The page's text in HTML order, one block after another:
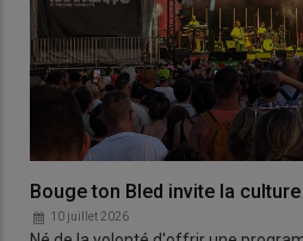
Bouge ton Bled invite la
10 juillet 2026